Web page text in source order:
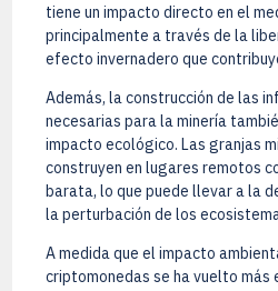
tiene un impacto directo en el
principalmente a través de la
efecto invernadero que
Además, la construcción de las
necesarias para la minería
impacto ecológico. Las granjas
construyen en lugares remotos
barata, lo que puede llevar a la
la perturbación de los
A medida que el impacto
criptomonedas se ha vuelto más